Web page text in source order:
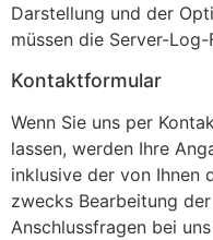
Darstellung und der
müssen die Server-
Kontaktformular
Wenn Sie uns per
lassen, werden Ihre
inklusive der von Ihnen
zwecks Bearbeitung
Anschlussfragen bei